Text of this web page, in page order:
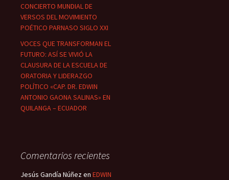
CONCIERTO MUNDIAL DE
VERSOS DEL MOVIMIENTO
POÉTICO PARNASO SIGLO XXI
VOCES QUE TRANSFORMAN EL
FUTURO: ASÍ SE VIVIÓ LA
CLAUSURA DE LA ESCUELA DE
ORATORIA Y LIDERAZGO
POLÍTICO «CAP. DR. EDWIN
ANTONIO GAONA SALINAS» EN
QUILANGA – ECUADOR
Comentarios recientes
Jesús Gandía Núñezen EDWIN